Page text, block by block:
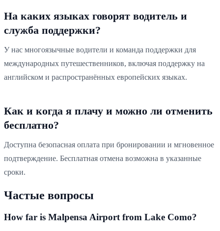
На каких языках говорят водитель и
служба поддержки?
У нас многоязычные водители и команда поддержки для
международных путешественников, включая поддержку на
английском и распространённых европейских языках.
Как и когда я плачу и можно ли отменить
бесплатно?
Доступна безопасная оплата при бронировании и мгновенное
подтверждение. Бесплатная отмена возможна в указанные
сроки.
Частые вопросы
How far is Malpensa Airport from Lake Como?